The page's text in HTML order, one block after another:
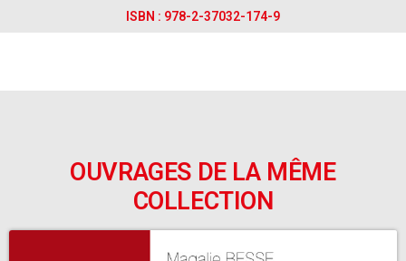
ISBN : 978-2-37032-174-9
OUVRAGES DE LA MÊME
COLLECTION